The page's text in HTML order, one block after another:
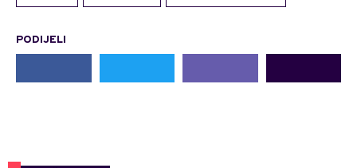
PODIJELI